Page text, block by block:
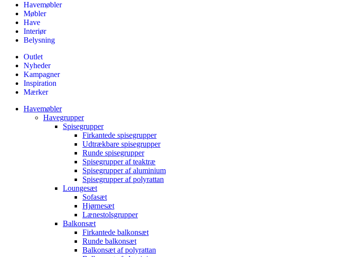
Havemøbler
Møbler
Have
Interiør
Belysning
Outlet
Nyheder
Kampagner
Inspiration
Mærker
Havemøbler
Havegrupper
Spisegrupper
Firkantede spisegrupper
Udtrækbare spisegrupper
Runde spisegrupper
Spisegrupper af teaktræ
Spisegrupper af aluminium
Spisegrupper af polyrattan
Loungesæt
Sofasæt
Hjørnesæt
Lænestolsgrupper
Balkonsæt
Firkantede balkonsæt
Runde balkonsæt
Balkonsæt af polyrattan